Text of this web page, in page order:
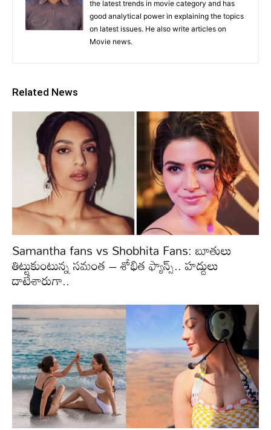
the latest trends in movie category and has
good analytical power in explaining the topics
on latest issues. He also write articles on
Movie news.
Related News
Samantha fans vs Shobhita Fans: బూతులు
తిట్టుకుంటున్న సమంత – శోభిత ఫ్యాన్స్.. హద్దులు
దాటేశారుగా..